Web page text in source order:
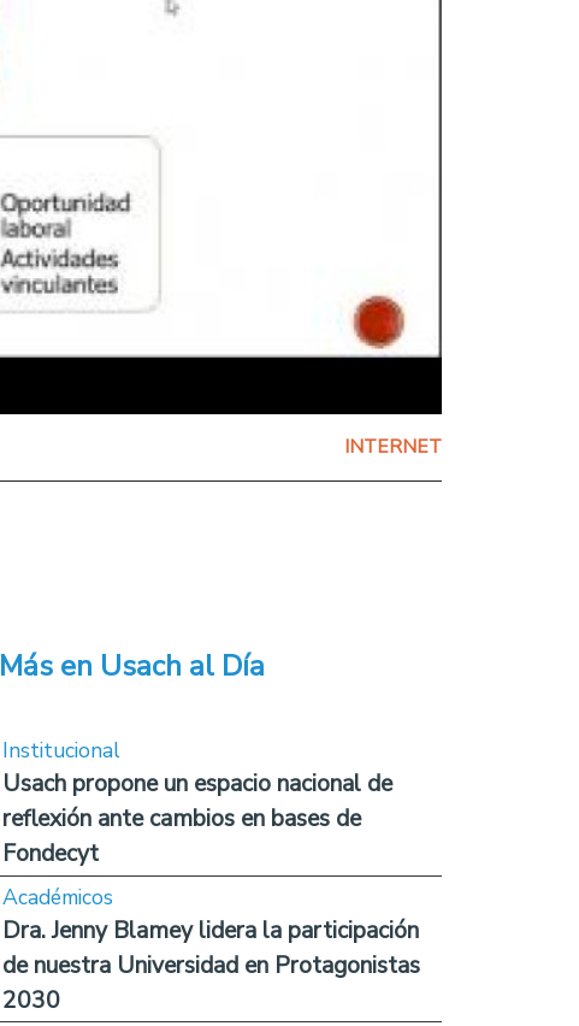
INTERNET
Más en Usach al Día
Institucional
Usach propone un espacio nacional de
reflexión ante cambios en bases de
Fondecyt
Académicos
Dra. Jenny Blamey lidera la participación
de nuestra Universidad en Protagonistas
2030